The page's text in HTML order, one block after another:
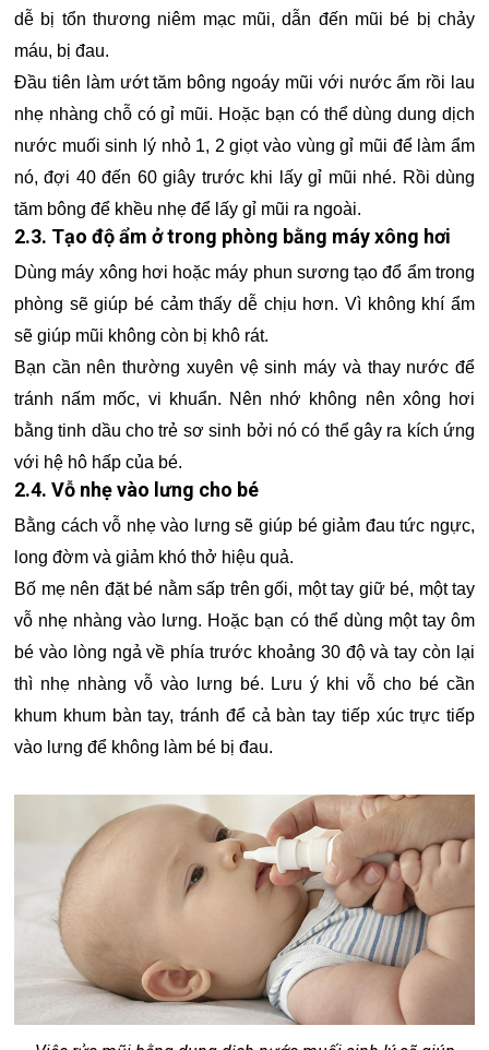
dễ bị tổn thương niêm mạc mũi, dẫn đến mũi bé bị chảy
máu, bị đau.
Đầu tiên làm ướt tăm bông ngoáy mũi với nước ấm rồi lau
nhẹ nhàng chỗ có gỉ mũi. Hoặc bạn có thể dùng dung dịch
nước muối sinh lý nhỏ 1, 2 giọt vào vùng gỉ mũi để làm ẩm
nó, đợi 40 đến 60 giây trước khi lấy gỉ mũi nhé. Rồi dùng
tăm bông để khều nhẹ để lấy gỉ mũi ra ngoài.
2.3. Tạo độ ẩm ở trong phòng bằng máy xông hơi
Dùng máy xông hơi hoặc máy phun sương tạo đổ ẩm trong
phòng sẽ giúp bé cảm thấy dễ chịu hơn. Vì không khí ẩm
sẽ giúp mũi không còn bị khô rát.
Bạn cần nên thường xuyên vệ sinh máy và thay nước để
tránh nấm mốc, vi khuẩn. Nên nhớ không nên xông hơi
bằng tinh dầu cho trẻ sơ sinh bởi nó có thể gây ra kích ứng
với hệ hô hấp của bé.
2.4. Vỗ nhẹ vào lưng cho bé
Bằng cách vỗ nhẹ vào lưng sẽ giúp bé giảm đau tức ngực,
long đờm và giảm khó thở hiệu quả.
Bố mẹ nên đặt bé nằm sấp trên gối, một tay giữ bé, một tay
vỗ nhẹ nhàng vào lưng. Hoặc bạn có thể dùng một tay ôm
bé vào lòng ngả về phía trước khoảng 30 độ và tay còn lại
thì nhẹ nhàng vỗ vào lưng bé. Lưu ý khi vỗ cho bé cần
khum khum bàn tay, tránh để cả bàn tay tiếp xúc trực tiếp
vào lưng để không làm bé bị đau.